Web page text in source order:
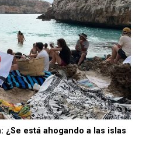
¿Se está ahogando a las islas